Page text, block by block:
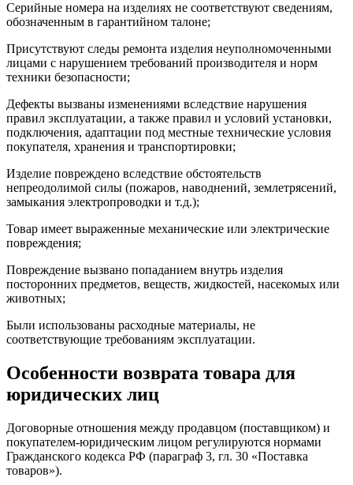
Серийные номера на изделиях не соответствуют сведениям,
обозначенным в гарантийном талоне;
Присутствуют следы ремонта изделия неуполномоченными
лицами с нарушением требований производителя и норм
техники безопасности;
Дефекты вызваны изменениями вследствие нарушения
правил эксплуатации, а также правил и условий установки,
подключения, адаптации под местные технические условия
покупателя, хранения и транспортировки;
Изделие повреждено вследствие обстоятельств
непреодолимой силы (пожаров, наводнений, землетрясений,
замыкания электропроводки и т.д.);
Товар имеет выраженные механические или электрические
повреждения;
Повреждение вызвано попаданием внутрь изделия
посторонних предметов, веществ, жидкостей, насекомых или
животных;
Были использованы расходные материалы, не
соответствующие требованиям эксплуатации.
Особенности возврата товара для
юридических лиц
Договорные отношения между продавцом (поставщиком) и
покупателем-юридическим лицом регулируются нормами
Гражданского кодекса РФ (параграф 3, гл. 30 «Поставка
товаров»).